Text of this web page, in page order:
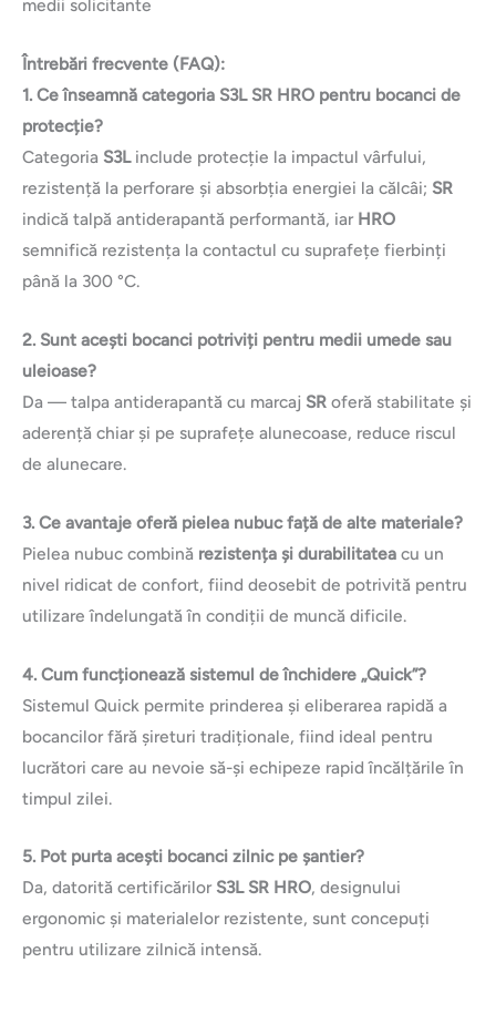
medii solicitante
Întrebări frecvente (FAQ):
1. Ce înseamnă categoria S3L SR HRO pentru bocanci de
protecție?
Categoria S3Linclude protecție la impactul vârfului,
rezistență la perforare și absorbția energiei la călcâi; SR
indică talpă antiderapantă performantă, iar HRO
semnifică rezistența la contactul cu suprafețe fierbinți
până la 300 °C.
2. Sunt acești bocanci potriviți pentru medii umede sau
uleioase?
Da — talpa antiderapantă cu marcaj SR oferă stabilitate și
aderență chiar și pe suprafețe alunecoase, reduce riscul
de alunecare.
3. Ce avantaje oferă pielea nubuc față de alte materiale?
Pielea nubuc combină rezistența și durabilitatea cu un
nivel ridicat de confort, fiind deosebit de potrivită pentru
utilizare îndelungată în condiții de muncă dificile.
4. Cum funcționează sistemul de închidere „Quick”?
Sistemul Quick permite prinderea și eliberarea rapidă a
bocancilor fără șireturi tradiționale, fiind ideal pentru
lucrători care au nevoie să-și echipeze rapid încălțările în
timpul zilei.
5. Pot purta acești bocanci zilnic pe șantier?
Da, datorită certificărilor S3L SR HRO, designului
ergonomic și materialelor rezistente, sunt concepuți
pentru utilizare zilnică intensă.